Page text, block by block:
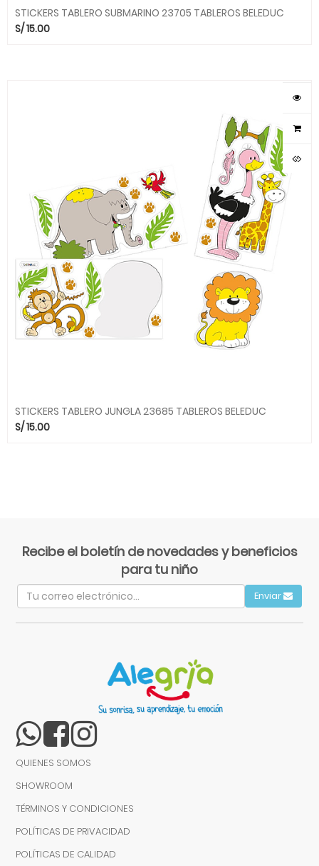
STICKERS TABLERO SUBMARINO 23705 TABLEROS BELEDUC
S/15.00
STICKERS TABLERO JUNGLA 23685 TABLEROS BELEDUC
S/15.00
Recibe el boletín de novedades y beneficios
para tu niño
Enviar
QUIENES SOMOS
SHOWROOM
TÉRMINOS Y CONDICIONES
POLÍTICAS DE PRIVACIDAD
POLÍTICAS DE CALIDAD